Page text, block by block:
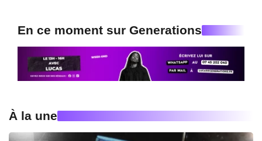
En ce moment sur Generations
À la une